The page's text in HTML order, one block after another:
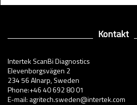
Kontakt
Intertek ScanBi Diagnostics
Elevenborgsvägen 2
234 56 Alnarp, Sweden
Phone:+46 40 692 80 01
E-mail: agritech.sweden@intertek.com